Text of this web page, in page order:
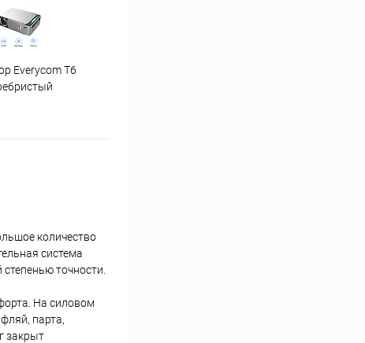
Everycom T6
количество
система
точности.
На силовом
парта,
закрыт